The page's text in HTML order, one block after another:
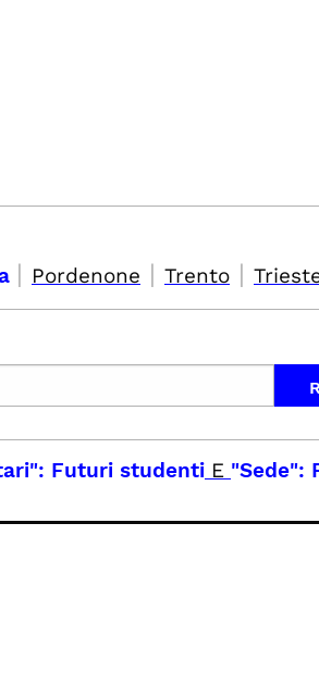
| Pordenone | Trento |
Futuri studenti E "Sede":